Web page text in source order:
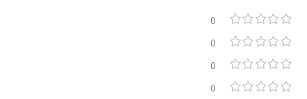
0
0
0
0